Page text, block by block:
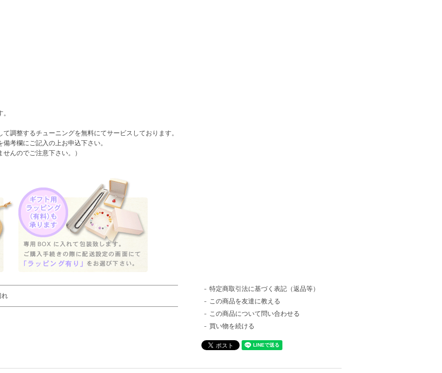
調整するチューニングを無料にてサービスしております。
考欄にご記入の上お申込下さい。
んのでご注意下さい。）
れ
特定商取引法に基づく表記（返品等）
この商品を友達に教える
この商品について問い合わせる
買い物を続ける